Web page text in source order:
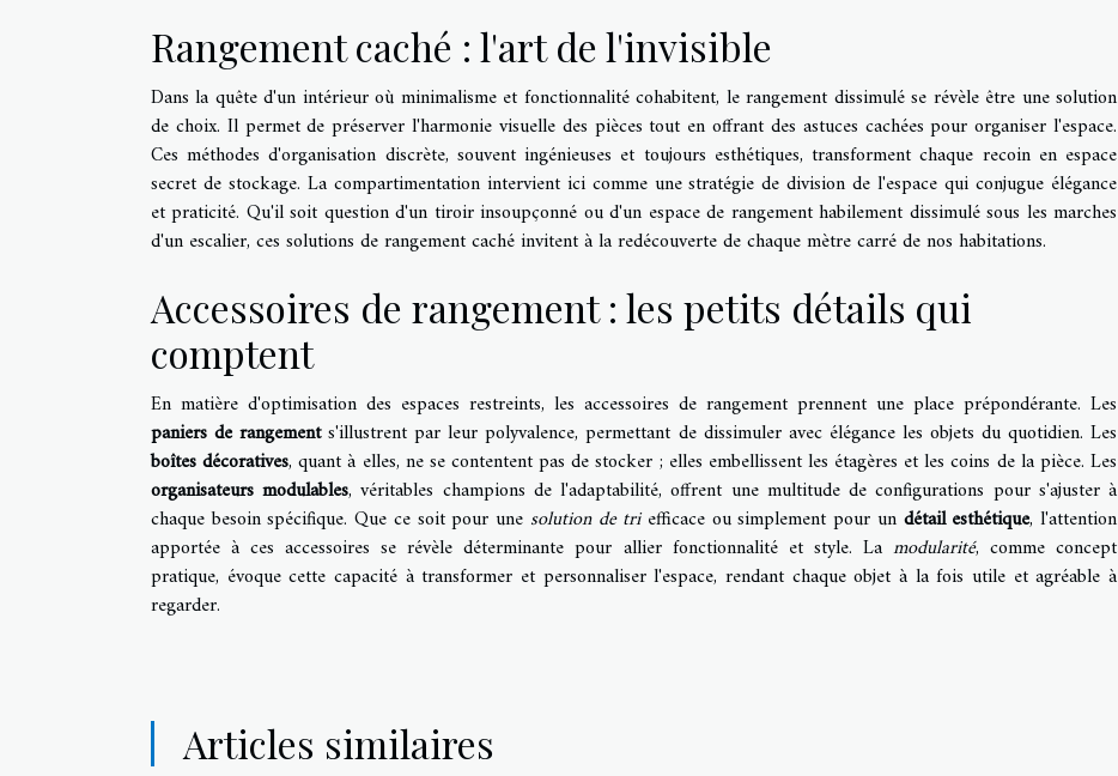
Rangement caché : l'art de l'invisible
Dans la quête d'un intérieur où minimalisme et fonctionnalité cohabitent, le rangement dissimulé se révèle être une solution
de choix. Il permet de préserver l'harmonie visuelle des pièces tout en offrant des astuces cachées pour organiser l'espace.
Ces méthodes d'organisation discrète, souvent ingénieuses et toujours esthétiques, transforment chaque recoin en espace
secret de stockage. La compartimentation intervient ici comme une stratégie de division de l'espace qui conjugue élégance
et praticité. Qu'il soit question d'un tiroir insoupçonné ou d'un espace de rangement habilement dissimulé sous les marches
d'un escalier, ces solutions de rangement caché invitent à la redécouverte de chaque mètre carré de nos habitations.
Accessoires de rangement : les petits détails qui
comptent
En matière d'optimisation des espaces restreints, les accessoires de rangement prennent une place prépondérante. Les
paniers de rangements'illustrent par leur polyvalence, permettant de dissimuler avec élégance les objets du quotidien. Les
boîtes décoratives, quant à elles, ne se contentent pas de stocker ; elles embellissent les étagères et les coins de la pièce. Les
organisateurs modulables, véritables champions de l'adaptabilité, offrent une multitude de configurations pour s'ajuster à
chaque besoin spécifique. Que ce soit pour une solution de triefficace ou simplement pour un détail esthétique, l'attention
apportée à ces accessoires se révèle déterminante pour allier fonctionnalité et style. La modularité, comme concept
pratique, évoque cette capacité à transformer et personnaliser l'espace, rendant chaque objet à la fois utile et agréable à
regarder.
Articles similaires